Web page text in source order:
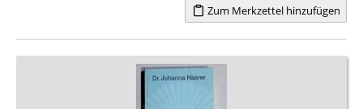
Zum Merkzettel hinzufügen